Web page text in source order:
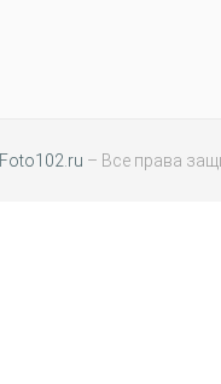
Foto102.ru – Все права